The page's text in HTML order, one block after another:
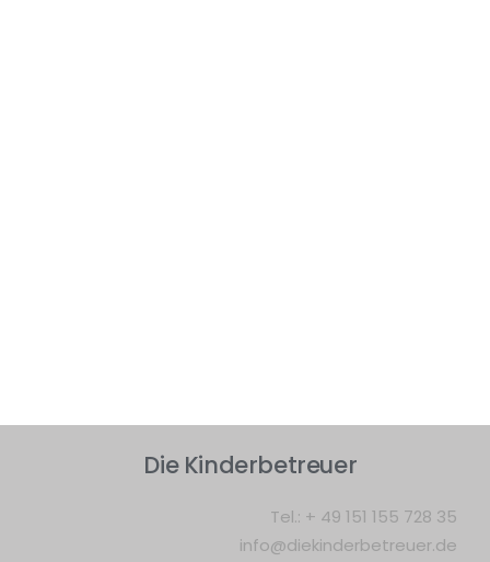
Die Kinderbetreuer
Tel.: + 49 151 155 728 35
info@diekinderbetreuer.de